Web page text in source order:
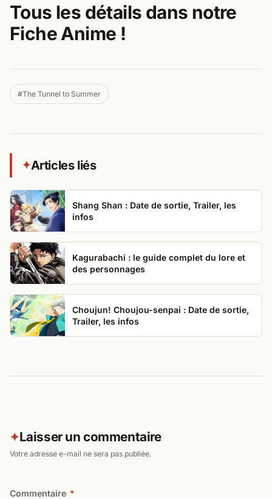
Tous les détails dans notre
Fiche Anime !​
#The Tunnel to Summer
✦Articles liés
Shang Shan : Date de sortie, Trailer, les
infos
Kagurabachi : le guide complet du lore et
des personnages
Choujun! Choujou-senpai : Date de sortie,
Trailer, les infos
✦Laisser un commentaire
Votre adresse e-mail ne sera pas publiée.
Commentaire *